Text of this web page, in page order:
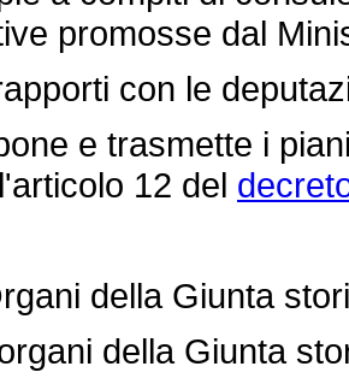
promosse dal
con le
e trasmette i
12 del
della Giunta
della Giunta